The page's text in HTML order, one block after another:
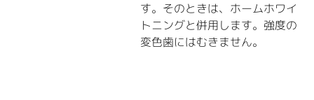
す。そのときは、ホームホワイ
トニングと併用します。強度の
変色歯にはむきません。